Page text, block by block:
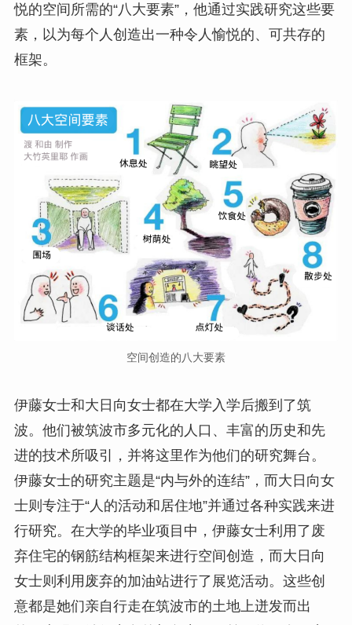
悦的空间所需的“八大要素”，他通过实践研究这些要
素，以为每个人创造出一种令人愉悦的、可共存的
框架。
空间创造的八大要素
伊藤女士和大日向女士都在大学入学后搬到了筑
波。他们被筑波市多元化的人口、丰富的历史和先
进的技术所吸引，并将这里作为他们的研究舞台。
伊藤女士的研究主题是“内与外的连结”，而大日向女
士则专注于“人的活动和居住地”并通过各种实践来进
行研究。在大学的毕业项目中，伊藤女士利用了废
弃住宅的钢筋结构框架来进行空间创造，而大日向
女士则利用废弃的加油站进行了展览活动。这些创
意都是她们亲自行走在筑波市的土地上迸发而出